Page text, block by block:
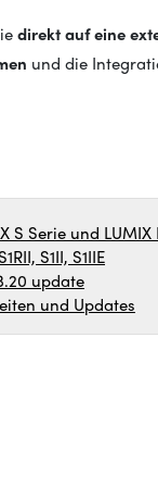
direkt auf eine
und die
S Serie und LUMIX
S1II, S1IIE
update
und Updates